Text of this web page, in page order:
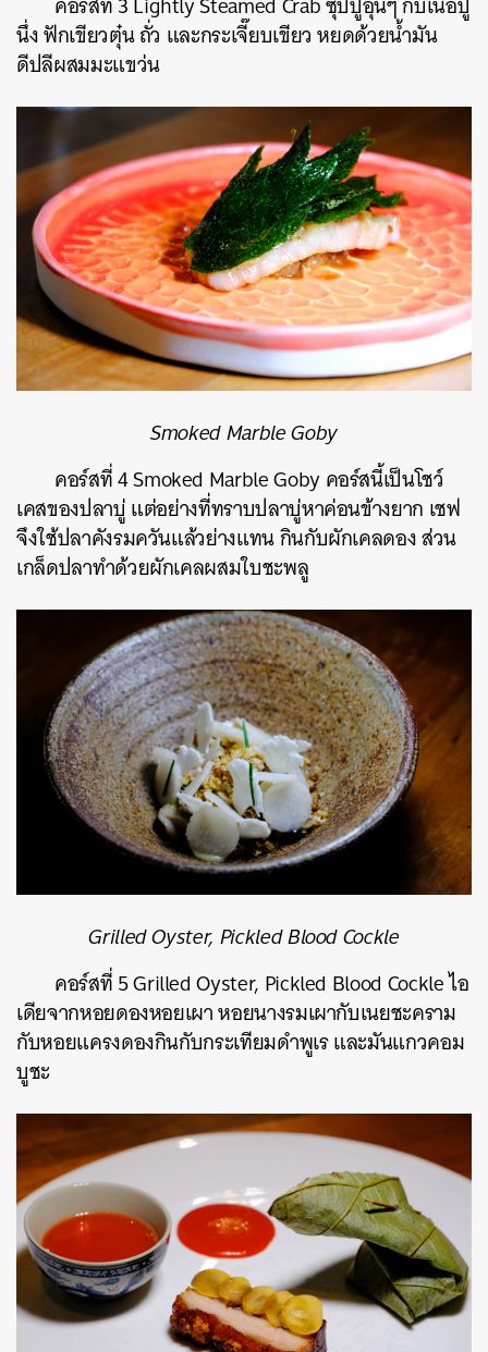
นึ่ง ฟักเขียวตุ๋น ถั่ว และกระเจี๊ยบเขียว หยดด้วยน้ำมัน
ดีปลีผสมมะแขว่น
Smoked Marble Goby
คอร์สที่ 4 Smoked Marble Goby คอร์สนี้เป็นโชว์
เคสของปลาบู่ แต่อย่างที่ทราบปลาบู่หาค่อนข้างยาก เชฟ
จึงใช้ปลาคังรมควันแล้วย่างแทน กินกับผักเคลดอง ส่วน
เกล็ดปลาทำด้วยผักเคลผสมใบชะพลู
Grilled Oyster, Pickled Blood Cockle
คอร์สที่ 5 Grilled Oyster, Pickled Blood Cockle ไอ
เดียจากหอยดองหอยเผา หอยนางรมเผากับเนยชะคราม
กับหอยแครงดองกินกับกระเทียมดำพูเร และมันแกวคอม
บูชะ